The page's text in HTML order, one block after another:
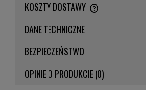
KOSZTY DOSTAWY
CENA NIE ZAWIERA EWENTUALNYCH KOSZTÓW
DANE TECHNICZNE
BEZPIECZEŃSTWO
OPINIE O PRODUKCIE (0)